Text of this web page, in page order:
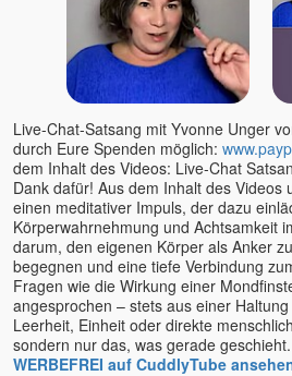
Avinash u. Gyandeva
Bernie Prior
Bettina Hallifax
Bewusstseinsschule
geistreich
Bhashkar Perinchery
Braum, Slyvia & Franz,
Geistheilung nach Horst
Krone
Bruno Würtenberger - Free
Spirit TV
Byron Katie
Canela Michelle Meyers
Cara Barbi Lienert
Caro Fischer
Live-Chat-Satsang mit Yvonne Unger
durch Eure Spenden möglich:
dem Inhalt des Videos: Live-Chat
Dank dafür! Aus dem Inhalt des
einen meditativer Impuls, der dazu
Körperwahrnehmung und Achtsamkeit
darum, den eigenen Körper als Anker
begegnen und eine tiefe Verbindung
Fragen wie die Wirkung einer
angesprochen – stets aus einer
Leerheit, Einheit oder direkte
sondern nur das, was gerade
WERBEFREI auf CuddlyTube